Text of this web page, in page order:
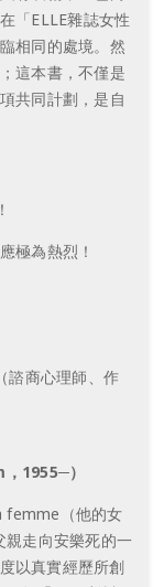
「ELLE雜誌女性
相同的處境。然
這本書，不僅是
共同計劃，是自
極為熱烈！
諮商心理師、作
1955─）
femme（他的女
走向安樂死的一
以真實經歷所創